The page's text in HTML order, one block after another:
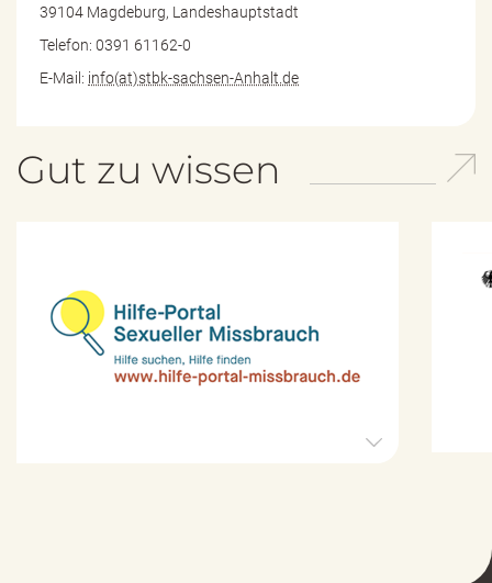
39104 Magdeburg, Landeshauptstadt
Telefon: 0391 61162-0
E-Mail: info(at)stbk-sachsen-Anhalt.de
Gut zu wissen